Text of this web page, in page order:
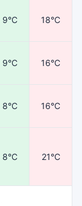
9°C 18°C
9°C 16°C
8°C 16°C
8°C 21°C